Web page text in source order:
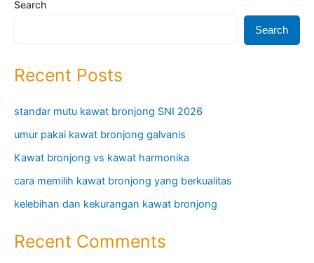
Search
Search
Recent Posts
standar mutu kawat bronjong SNI 2026
umur pakai kawat bronjong galvanis
Kawat bronjong vs kawat harmonika
cara memilih kawat bronjong yang berkualitas
kelebihan dan kekurangan kawat bronjong
Recent Comments